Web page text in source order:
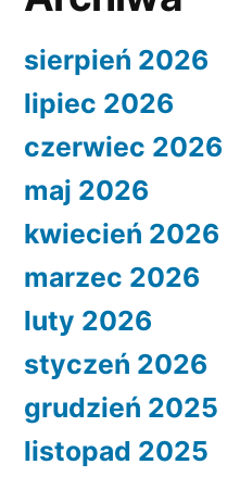
sierpień 2026
lipiec 2026
czerwiec 2026
maj 2026
kwiecień 2026
marzec 2026
luty 2026
styczeń 2026
grudzień 2025
listopad 2025